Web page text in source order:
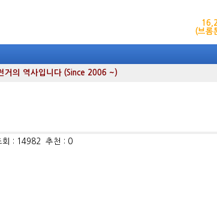
(브롬
거의 역사입니다 (Since 2006 ~)
회 : 14982 추천 : 0